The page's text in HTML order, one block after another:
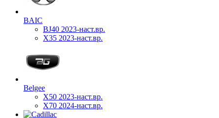
BAIC
BJ40 2023-наст.вр.
X35 2023-наст.вр.
Belgee
X50 2023-наст.вр.
X70 2024-наст.вр.